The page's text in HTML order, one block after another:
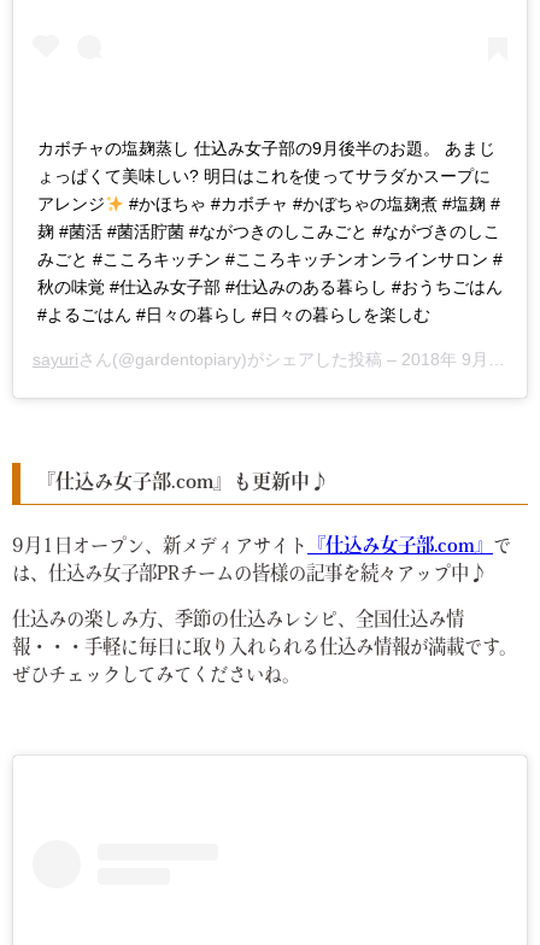
カボチャの塩麹蒸し 仕込み女子部の9月後半のお題。 あまじ
ょっぱくて美味しい? 明日はこれを使ってサラダかスープに
アレンジ
#かほちゃ #カボチャ #かぼちゃの塩麹煮 #塩麹 #
麹 #菌活 #菌活貯菌 #ながつきのしこみごと #ながづきのしこ
みごと #こころキッチン #こころキッチンオンラインサロン #
秋の味覚 #仕込み女子部 #仕込みのある暮らし #おうちごはん
#よるごはん #日々の暮らし #日々の暮らしを楽しむ
sayuriさん(@gardentopiary)がシェアした投稿 – 2018年 9月月21日午前5時32分PDT
『仕込み女子部.com』も更新中♪
9月1日オープン、新メディアサイト 『仕込み女子部.com』 で
は、仕込み女子部PRチームの皆様の記事を続々アップ中♪
仕込みの楽しみ方、季節の仕込みレシピ、全国仕込み情
報・・・手軽に毎日に取り入れられる仕込み情報が満載です。
ぜひチェックしてみてくださいね。